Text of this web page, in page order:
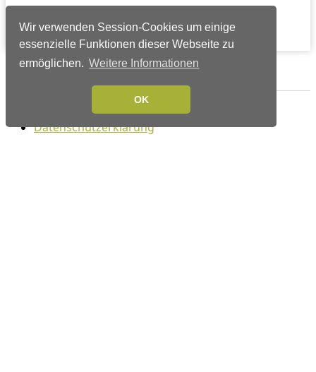
Wir verwenden Session-Cookies um einige
essenzielle Funktionen dieser Webseite zu
ermöglichen. Weitere Informationen
OK
Verlags-Service
Impressum
Datenschutzerklärung